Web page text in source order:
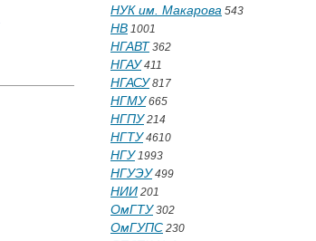
НУК им. Макарова 543
НВ 1001
НГАВТ 362
НГАУ411
НГАСУ817
НГМУ665
НГПУ214
НГТУ4610
НГУ1993
НГУЭУ499
НИИ 201
ОмГТУ302
ОмГУПС 230